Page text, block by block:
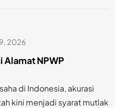
2026
NPWP
di Indonesia, akurasi
kini menjadi syarat mutlak